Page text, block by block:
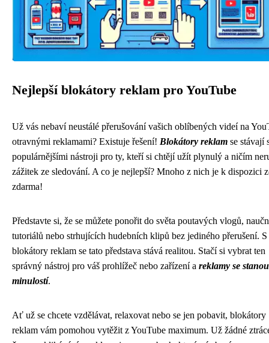
Nejlepší blokátory reklam pro YouTube
Už vás nebaví neustálé přerušování vašich oblíbených videí na
otravnými reklamami? Existuje řešení! Blokátory reklam se stávají
populárnějšími nástroji pro ty, kteří si chtějí užít plynulý a ničím
zážitek ze sledování. A co je nejlepší? Mnoho z nich je k dispozici
zdarma!
Představte si, že se můžete ponořit do světa poutavých vlogů,
tutoriálů nebo strhujících hudebních klipů bez jediného přerušení. S
blokátory reklam se tato představa stává realitou. Stačí si vybrat ten
správný nástroj pro váš prohlížeč nebo zařízení a reklamy se stanou
minulostí.
Ať už se chcete vzdělávat, relaxovat nebo se jen pobavit, blokátory
reklam vám pomohou vytěžit z YouTube maximum. Už žádné